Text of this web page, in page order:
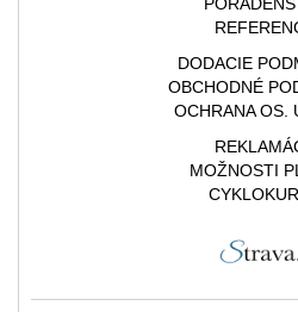
DODACIE
OBCHODNÉ
OCHRANA OS.
MOŽNOSTI